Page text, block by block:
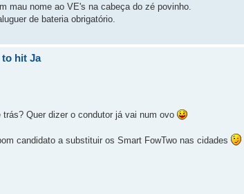
mau nome ao VE's na cabeça do zé povinho.
de bateria obrigatório.
hit Ja
Quer dizer o condutor já vai num ovo
candidato a substituir os Smart FowTwo nas cidades